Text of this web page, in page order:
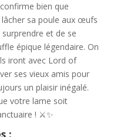
bien que
lâcher sa poule aux œufs
et de se
épique légendaire. On
iront avec Lord of
ses vieux amis pour
un plaisir inégalé.
votre lame soit
! ⚔️✨